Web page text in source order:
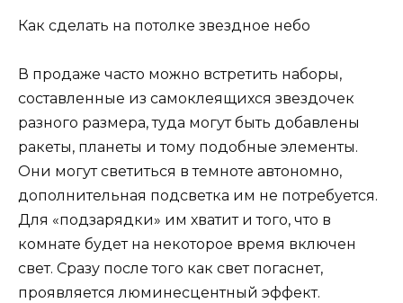
Как сделать на потолке звездное небо
В продаже часто можно встретить наборы,
составленные из самоклеящихся звездочек
разного размера, туда могут быть добавлены
ракеты, планеты и тому подобные элементы.
Они могут светиться в темноте автономно,
дополнительная подсветка им не потребуется.
Для «подзарядки» им хватит и того, что в
комнате будет на некоторое время включен
свет. Сразу после того как свет погаснет,
проявляется люминесцентный эффект.